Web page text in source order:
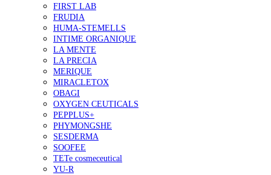
FIRST LAB
FRUDIA
HUMA-STEMELLS
INTIME ORGANIQUE
LA MENTE
LA PRECIA
MERIQUE
MIRACLETOX
OBAGI
OXYGEN CEUTICALS
PEPPLUS+
PHYMONGSHE
SESDERMA
SOOFEE
TETe cosmeceutical
YU-R